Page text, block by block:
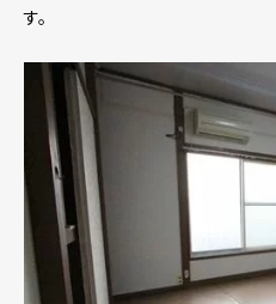
す。